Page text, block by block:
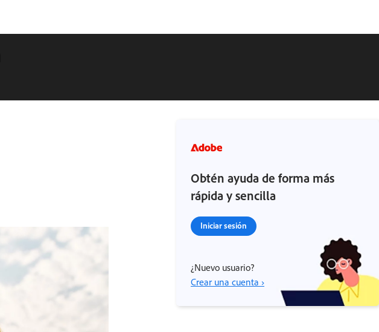
Obtén ayuda de forma más
rápida y sencilla
Iniciar sesión
¿Nuevo usuario?
Crear una cuenta ›